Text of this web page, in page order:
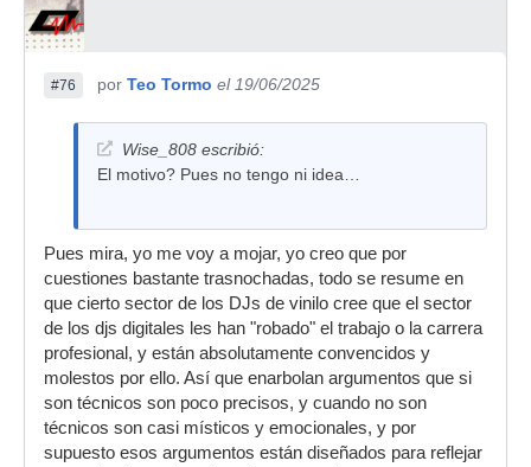
#76 por Teo Tormo el 19/06/2025
Wise_808 escribió:
El motivo? Pues no tengo ni idea…
Pues mira, yo me voy a mojar, yo creo que por
cuestiones bastante trasnochadas, todo se resume en
que cierto sector de los DJs de vinilo cree que el sector
de los djs digitales les han "robado" el trabajo o la carrera
profesional, y están absolutamente convencidos y
molestos por ello. Así que enarbolan argumentos que si
son técnicos son poco precisos, y cuando no son
técnicos son casi místicos y emocionales, y por
supuesto esos argumentos están diseñados para reflejar